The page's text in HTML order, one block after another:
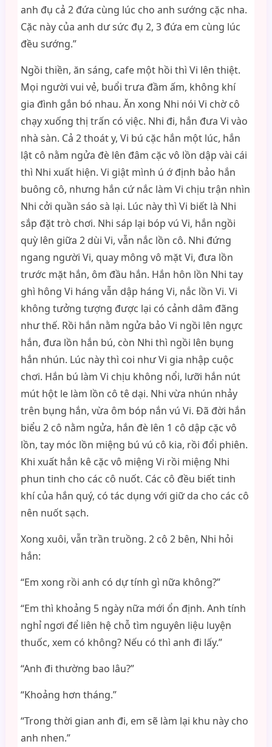
anh đụ cả 2 đứa cùng lúc cho anh sướng cặc nha.
Cặc này của anh dư sức đụ 2, 3 đứa em cùng lúc
đều sướng.”
Ngồi thiền, ăn sáng, cafe một hồi thì Vi lên thiệt.
Mọi người vui vẻ, buổi trưa đầm ấm, không khí
gia đình gắn bó nhau. Ăn xong Nhi nói Vi chờ cô
chạy xuống thị trấn có việc. Nhi đi, hắn đưa Vi vào
nhà sàn. Cả 2 thoát y, Vi bú cặc hắn một lúc, hắn
lật cô nằm ngửa đè lên đâm cặc vô lồn dập vài cái
thì Nhi xuất hiện. Vi giật mình ú ớ định bảo hắn
buông cô, nhưng hắn cứ nắc làm Vi chịu trận nhìn
Nhi cởi quần sáo sà lại. Lúc này thì Vi biết là Nhi
sắp đặt trò chơi. Nhi sáp lại bóp vú Vi, hắn ngồi
quỳ lên giữa 2 dùi Vi, vẫn nắc lồn cô. Nhi đứng
ngang người Vi, quay mông vô mặt Vi, đưa lồn
trước mặt hắn, ôm đầu hắn. Hắn hôn lồn Nhi tay
ghì hông Vi háng vẫn dập háng Vi, nắc lồn Vi. Vi
không tưởng tượng được lại có cảnh dâm đãng
như thế. Rồi hắn nằm ngửa bảo Vi ngồi lên ngực
hắn, đưa lồn hắn bú, còn Nhi thì ngồi lên bụng
hắn nhún. Lúc này thì coi như Vi gia nhập cuộc
chơi. Hắn bú làm Vi chịu không nổi, lưỡi hắn nút
mút hột le làm lồn cô tê dại. Nhi vừa nhún nhảy
trên bụng hắn, vừa ôm bóp nắn vú Vi. Đã đời hắn
biểu 2 cô nằm ngửa, hắn đè lên 1 cô dập cặc vô
lồn, tay móc lồn miệng bú vú cô kia, rồi đổi phiên.
Khi xuất hắn kê cặc vô miệng Vi rồi miệng Nhi
phun tinh cho các cô nuốt. Các cô đều biết tinh
khí của hắn quý, có tác dụng với giữ da cho các cô
nên nuốt sạch.
Xong xuôi, vẫn trần truồng. 2 cô 2 bên, Nhi hỏi
hắn:
“Em xong rồi anh có dự tính gì nữa không?”
“Em thì khoảng 5 ngày nữa mới ổn định. Anh tính
nghỉ ngơi để liên hệ chỗ tìm nguyên liệu luyện
thuốc, xem có không? Nếu có thì anh đi lấy.”
“Anh đi thường bao lâu?”
“Khoảng hơn tháng.”
“Trong thời gian anh đi, em sẽ làm lại khu này cho
anh nhen.”